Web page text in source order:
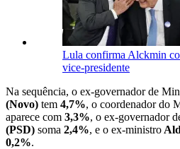
Lula confirma Alckmin
vice-presidente
Na sequência, o ex-governador de
(Novo) tem 4,7%, o coordenador do
aparece com 3,3%, o ex-governador
(PSD) soma 2,4%, e o ex-ministro
0,2%.